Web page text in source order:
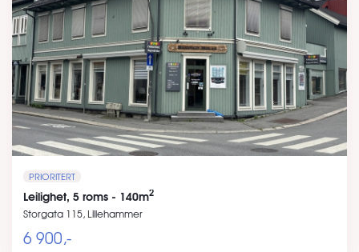
PRIORITERT
Leilighet, 5 roms - 140m2
Storgata 115, Lillehammer
6 900,-